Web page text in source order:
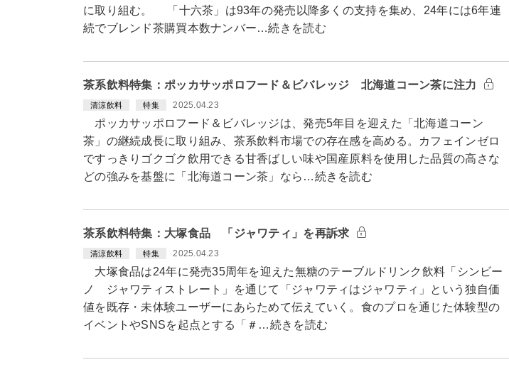
に取り組む。 「十六茶」は93年の発売以降多くの支持を集め、24年には6年連
続でブレンド茶購買本数ナンバー…続きを読む
茶系飲料特集：ポッカサッポロフード＆ビバレッジ 北海道コーン茶に注力
清涼飲料 特集 2025.04.23
ポッカサッポロフード＆ビバレッジは、発売5年目を迎えた「北海道コーン
茶」の継続成長に取り組み、茶系飲料市場での存在感を高める。カフェインゼロ
ですっきりゴクゴク飲用できる甘香ばしい味や国産原料を使用した品質の高さな
どの強みを基盤に「北海道コーン茶」なら…続きを読む
茶系飲料特集：大塚食品 「ジャワティ」を再訴求
清涼飲料 特集 2025.04.23
大塚食品は24年に発売35周年を迎えた無糖のテーブルドリンク飲料「シンビー
ノ ジャワティストレート」を通じて「ジャワティはジャワティ」という独自価
値を既存・未体験ユーザーにあらためて伝えていく。食のプロを通じた体験型の
イベントやSNSを起点とする「＃…続きを読む